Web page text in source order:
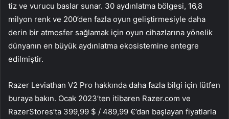
tiz ve vurucu baslar sunar. 30 aydınlatma bölgesi, 16,8
milyon renk ve 200’den fazla oyun geliştirmesiyle daha
derin bir atmosfer sağlamak için oyun cihazlarına yönelik
dünyanın en büyük aydınlatma ekosistemine entegre
edilmiştir.
Razer Leviathan V2 Pro hakkında daha fazla bilgi için lütfen
buraya bakın. Ocak 2023’ten itibaren Razer.com ve
RazerStores’ta 399,99 $ / 489,99 €’dan başlayan fiyatlarla